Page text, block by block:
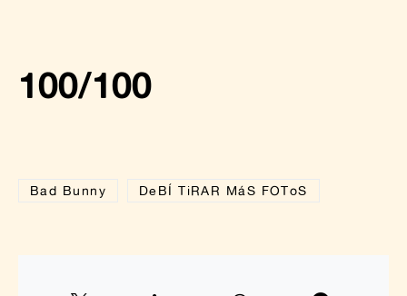
100/100
Bad Bunny DeBÍ TiRAR MáS FOToS